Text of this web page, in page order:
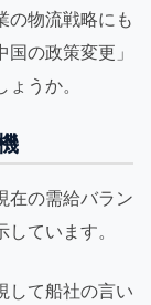
の物流戦略にも
の政策変更」
うか。
在の需給バラン
ています。
して船社の言い